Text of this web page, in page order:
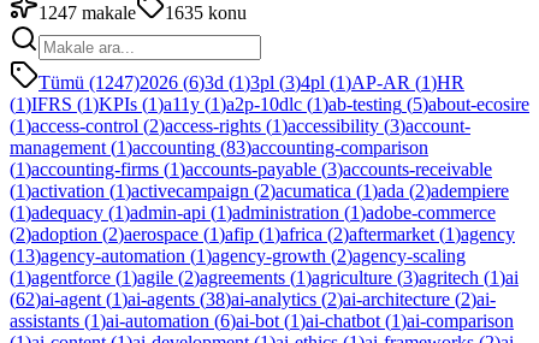
1247 makale 1635 konu
Tümü (1247)2026 (6)3d (1)3pl (3)4pl (1)AP-AR (1)HR
(1)IFRS (1)KPIs (1)a11y (1)a2p-10dlc (1)ab-testing (5)about-ecosire
(1)access-control (2)access-rights (1)accessibility (3)account-
management (1)accounting (83)accounting-comparison
(1)accounting-firms (1)accounts-payable (3)accounts-receivable
(1)activation (1)activecampaign (2)acumatica (1)ada (2)adempiere
(1)adequacy (1)admin-api (1)administration (1)adobe-commerce
(2)adoption (2)aerospace (1)afip (1)africa (2)aftermarket (1)agency
(13)agency-automation (1)agency-growth (2)agency-scaling
(1)agentforce (1)agile (2)agreements (1)agriculture (3)agritech (1)ai
(62)ai-agent (1)ai-agents (38)ai-analytics (2)ai-architecture (2)ai-
assistants (1)ai-automation (6)ai-bot (1)ai-chatbot (1)ai-comparison